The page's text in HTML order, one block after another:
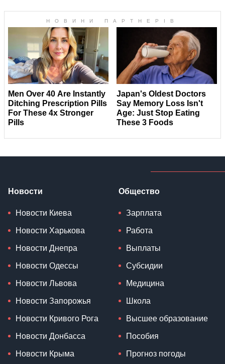
Новости
Новости Киева
Новости Харькова
Новости Днепра
Новости Одессы
Новости Львова
Новости Запорожья
Новости Кривого Рога
Новости Донбасса
Новости Крыма
Общество
Зарплата
Работа
Выплаты
Субсидии
Медицина
Школа
Высшее образование
Пособия
Прогноз погоды